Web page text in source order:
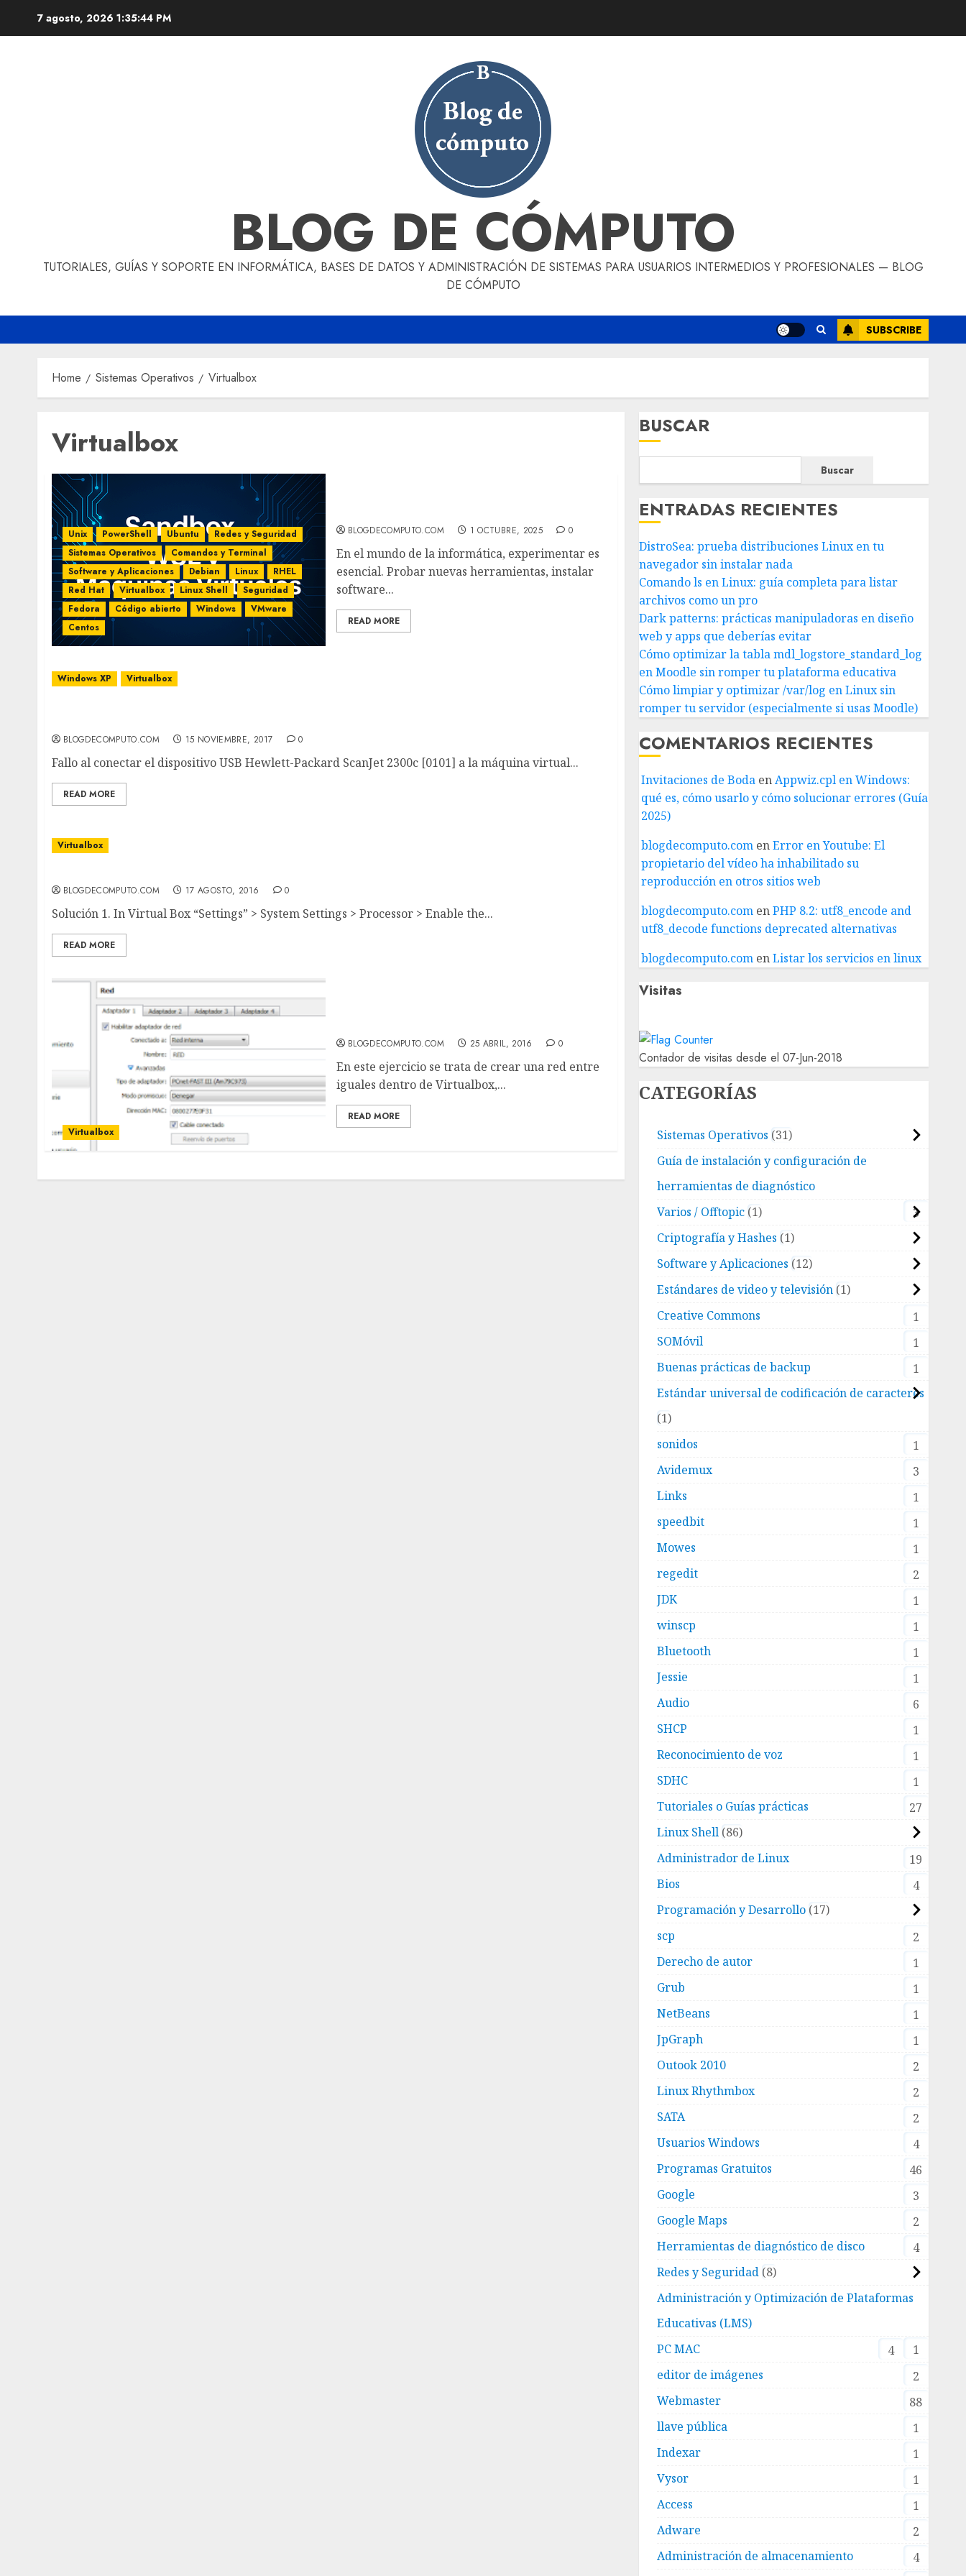
7 agosto, 2026 1:35:45 PM
BLOG DE CÓMPUTO
TUTORIALES, GUÍAS Y SOPORTE EN INFORMÁTICA, BASES DE DATOS Y ADMINISTRACIÓN DE SISTEMAS PARA USUARIOS INTERMEDIOS Y PROFESIONALES — BLOG
DE CÓMPUTO
SUBSCRIBE
Home Sistemas Operativos Virtualbox
Virtualbox
Unix PowerShell Ubuntu
Redes y Seguridad
Sistemas Operativos
Comandos y Terminal
Software y Aplicaciones
Debian Linux
RHEL
Red Hat
Virtualbox Linux Shell
Seguridad
Fedora
Código abierto Windows
VMware
Centos
BLOGDECOMPUTO.COM 1 OCTUBRE, 2025 0
En el mundo de la informática, experimentar es
esencial. Probar nuevas herramientas, instalar
software...
READ MORE
Windows XP Virtualbox
BLOGDECOMPUTO.COM 15 NOVIEMBRE, 2017 0
Fallo al conectar el dispositivo USB Hewlett-Packard ScanJet 2300c [0101] a la máquina virtual...
READ MORE
Virtualbox
BLOGDECOMPUTO.COM 17 AGOSTO, 2016 0
Solución 1. In Virtual Box “Settings” > System Settings > Processor > Enable the...
READ MORE
Virtualbox
BLOGDECOMPUTO.COM 25 ABRIL, 2016 0
En este ejercicio se trata de crear una red entre
iguales dentro de Virtualbox,...
READ MORE
BUSCAR
Buscar
ENTRADAS RECIENTES
DistroSea: prueba distribuciones Linux en tu
navegador sin instalar nada
Comando ls en Linux: guía completa para listar
archivos como un pro
Dark patterns: prácticas manipuladoras en diseño
web y apps que deberías evitar
Cómo optimizar la tabla mdl_logstore_standard_log
en Moodle sin romper tu plataforma educativa
Cómo limpiar y optimizar /var/log en Linux sin
romper tu servidor (especialmente si usas Moodle)
COMENTARIOS RECIENTES
Invitaciones de BodaenAppwiz.cpl en Windows:
qué es, cómo usarlo y cómo solucionar errores (Guía
2025)
blogdecomputo.comenError en Youtube: El
propietario del vídeo ha inhabilitado su
reproducción en otros sitios web
blogdecomputo.comenPHP 8.2: utf8_encode and
utf8_decode functions deprecated alternativas
blogdecomputo.comenListar los servicios en linux
Visitas
Contador de visitas desde el 07-Jun-2018
CATEGORÍAS
Sistemas Operativos 31
Guía de instalación y configuración de
herramientas de diagnóstico
3
Varios / Offtopic 1
Criptografía y Hashes 1
Software y Aplicaciones 12
Estándares de video y televisión 1
Creative Commons
1
SOMóvil
1
Buenas prácticas de backup
1
Estándar universal de codificación de caracteres
1
sonidos
1
Avidemux
3
Links
1
speedbit
1
Mowes
1
regedit
2
JDK
1
winscp
1
Bluetooth
1
Jessie
1
Audio
6
SHCP
1
Reconocimiento de voz
1
SDHC
1
Tutoriales o Guías prácticas
27
Linux Shell 86
Administrador de Linux
19
Bios
4
Programación y Desarrollo 17
scp
2
Derecho de autor
1
Grub
1
NetBeans
1
JpGraph
1
Outook 2010
2
Linux Rhythmbox
2
SATA
2
Usuarios Windows
4
Programas Gratuitos
46
Google
3
Google Maps
2
Herramientas de diagnóstico de disco
4
Redes y Seguridad 8
Administración y Optimización de Plataformas
Educativas (LMS)
1
PC MAC
4
editor de imágenes
2
Webmaster
88
llave pública
1
Indexar
1
Vysor
1
Access
1
Adware
2
Administración de almacenamiento
4